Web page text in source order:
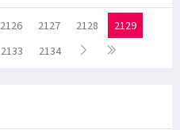
2126 2127 2128
2129
2133 2134